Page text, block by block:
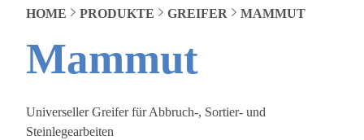
HOME PRODUKTE GREIFER MAMMUT
Mammut
Universeller Greifer für Abbruch-, Sortier- und
Steinlegearbeiten